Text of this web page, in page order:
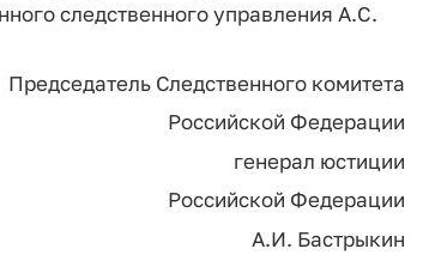
следственного управления А.С.
Председатель Следственного комитета
Российской Федерации
генерал юстиции
Российской Федерации
А.И. Бастрыкин